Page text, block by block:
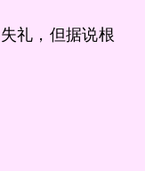
礼，但据说根